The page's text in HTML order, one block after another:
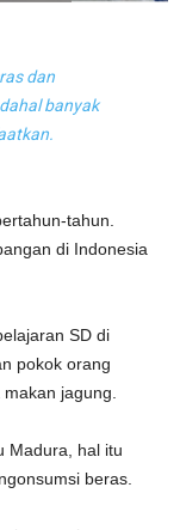
dan
banyak
tahun.
di Indonesia
SD di
pokok orang
jagung.
Madura, hal itu
beras.